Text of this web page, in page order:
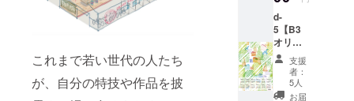
これまで若い世代の人たち
が、自分の特技や作品を披
定して
おりま
す。 *購
入後、
運営よ
りお礼
のメー
ル及び
ださ
い。
してい
ます！
以下の
時間帯
から希
望する
お時間
年2月を
予定）
から6ヶ
月間を
受取期
限とさ
せてい
は、郵
送もし
くは店
舗での
受け取
りの選
択が可
美術協
会会員
http://ar
akitoyo.
jp/index
.html ※
記載の
金額は
ンを 限
定５つ
お届け
いたし
ます。
※記載の
金額は
送料込
d-
5【B3
オリジ
ナルカ
レン
ダー
2021】
支援
者：
5人
お届